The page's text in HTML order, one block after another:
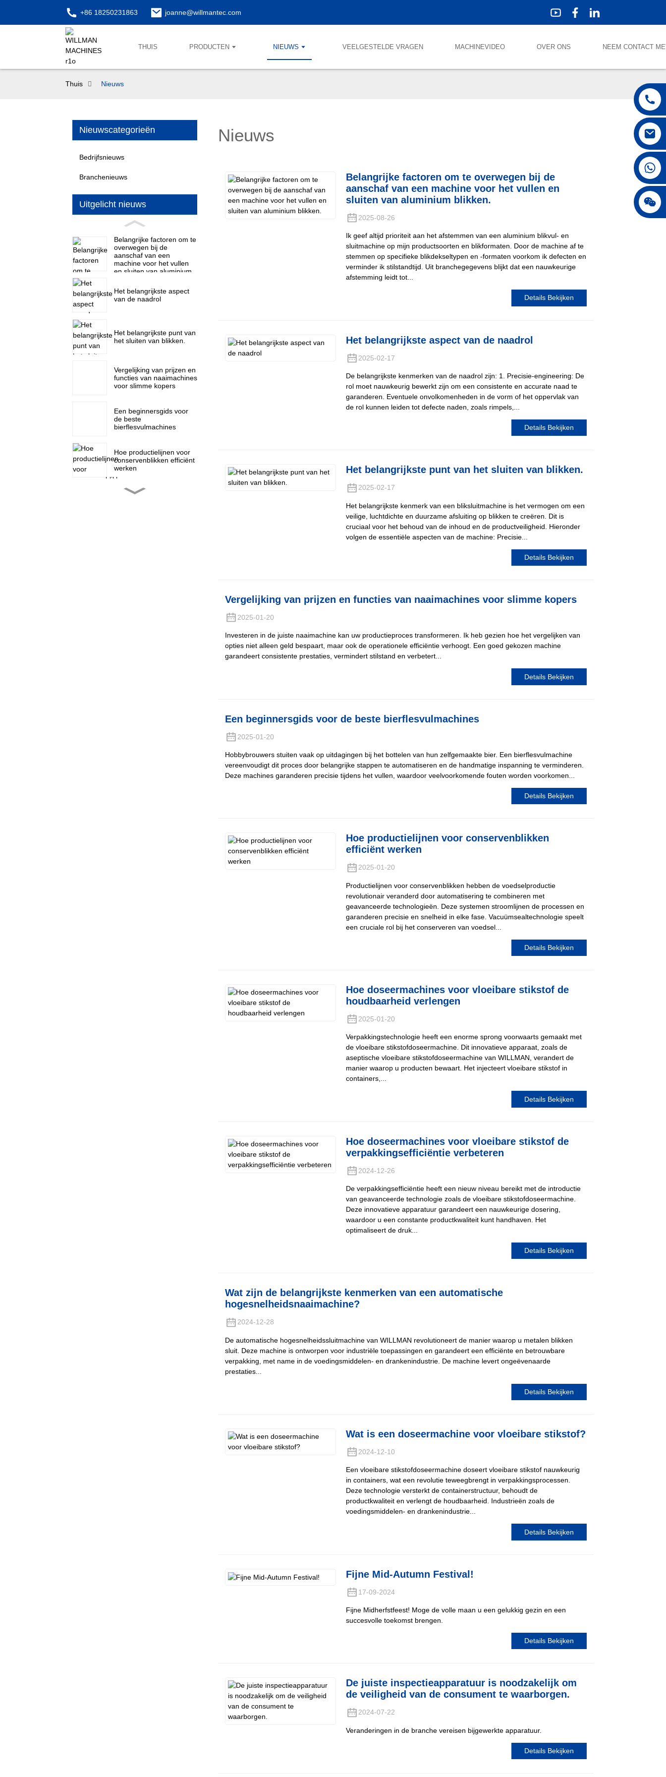
+86 18250231863 joanne@willmantec.com
THUIS PRODUCTEN NIEUWS VEELGESTELDE VRAGEN MACHINEVIDEO OVER ONS NEEM CONTACT
Thuis Nieuws
Nieuwscategorieën
Bedrijfsnieuws
Branchenieuws
Uitgelicht nieuws
Belangrijke factoren om te
overwegen bij de
aanschaf van een
machine voor het vullen
en sluiten van aluminium
Het belangrijkste aspect
van de naadrol
Het belangrijkste punt van
het sluiten van blikken.
Vergelijking van prijzen en
functies van naaimachines
voor slimme kopers
Een beginnersgids voor
de beste
bierflesvulmachines
Hoe productielijnen voor
conservenblikken efficiënt
werken
Hoe doseermachines voor
Nieuws
Belangrijke factoren om te overwegen bij de
aanschaf van een machine voor het vullen en
sluiten van aluminium blikken.
2025-08-26
Ik geef altijd prioriteit aan het afstemmen van een aluminium blikvul- en
sluitmachine op mijn productsoorten en blikformaten. Door de machine af te
stemmen op specifieke blikdekseltypen en -formaten voorkom ik defecten en
verminder ik stilstandtijd. Uit branchegegevens blijkt dat een nauwkeurige
afstemming leidt tot...
Details Bekijken
Het belangrijkste aspect van de naadrol
2025-02-17
De belangrijkste kenmerken van de naadrol zijn: 1. Precisie-engineering: De
rol moet nauwkeurig bewerkt zijn om een ​​consistente en accurate naad te
garanderen. Eventuele onvolkomenheden in de vorm of het oppervlak van
de rol kunnen leiden tot defecte naden, zoals rimpels,...
Details Bekijken
Het belangrijkste punt van het sluiten van blikken.
2025-02-17
Het belangrijkste kenmerk van een bliksluitmachine is het vermogen om een ​​
veilige, luchtdichte en duurzame afsluiting op blikken te creëren. Dit is
cruciaal voor het behoud van de inhoud en de productveiligheid. Hieronder
volgen de essentiële aspecten van de machine: Precisie...
Details Bekijken
Vergelijking van prijzen en functies van naaimachines voor slimme kopers
2025-01-20
Investeren in de juiste naaimachine kan uw productieproces transformeren. Ik heb gezien hoe het vergelijken van
opties niet alleen geld bespaart, maar ook de operationele efficiëntie verhoogt. Een goed gekozen machine
garandeert consistente prestaties, vermindert stilstand en verbetert...
Details Bekijken
Een beginnersgids voor de beste bierflesvulmachines
2025-01-20
Hobbybrouwers stuiten vaak op uitdagingen bij het bottelen van hun zelfgemaakte bier. Een bierflesvulmachine
vereenvoudigt dit proces door belangrijke stappen te automatiseren en de handmatige inspanning te verminderen.
Deze machines garanderen precisie tijdens het vullen, waardoor veelvoorkomende fouten worden voorkomen...
Details Bekijken
Hoe productielijnen voor conservenblikken
efficiënt werken
2025-01-20
Productielijnen voor conservenblikken hebben de voedselproductie
revolutionair veranderd door automatisering te combineren met
geavanceerde technologieën. Deze systemen stroomlijnen de processen en
garanderen precisie en snelheid in elke fase. Vacuümsealtechnologie speelt
een cruciale rol bij het conserveren van voedsel...
Details Bekijken
Hoe doseermachines voor vloeibare stikstof de
houdbaarheid verlengen
2025-01-20
Verpakkingstechnologie heeft een enorme sprong voorwaarts gemaakt met
de vloeibare stikstofdoseermachine. Dit innovatieve apparaat, zoals de
aseptische vloeibare stikstofdoseermachine van WILLMAN, verandert de
manier waarop u producten bewaart. Het injecteert vloeibare stikstof in
containers,...
Details Bekijken
Hoe doseermachines voor vloeibare stikstof de
verpakkingsefficiëntie verbeteren
2024-12-26
De verpakkingsefficiëntie heeft een nieuw niveau bereikt met de introductie
van geavanceerde technologie zoals de vloeibare stikstofdoseermachine.
Deze innovatieve apparatuur garandeert een nauwkeurige dosering,
waardoor u een constante productkwaliteit kunt handhaven. Het
optimaliseert de druk...
Details Bekijken
Wat zijn de belangrijkste kenmerken van een automatische
hogesnelheidsnaaimachine?
2024-12-28
De automatische hogesnelheidssluitmachine van WILLMAN revolutioneert de manier waarop u metalen blikken
sluit. Deze machine is ontworpen voor industriële toepassingen en garandeert een efficiënte en betrouwbare
verpakking, met name in de voedingsmiddelen- en drankenindustrie. De machine levert ongeëvenaarde
prestaties...
Details Bekijken
Wat is een doseermachine voor vloeibare stikstof?
2024-12-10
Een vloeibare stikstofdoseermachine doseert vloeibare stikstof nauwkeurig
in containers, wat een revolutie teweegbrengt in verpakkingsprocessen.
Deze technologie versterkt de containerstructuur, behoudt de
productkwaliteit en verlengt de houdbaarheid. Industrieën zoals de
voedingsmiddelen- en drankenindustrie...
Details Bekijken
Fijne Mid-Autumn Festival!
17-09-2024
Fijne Midherfstfeest! Moge de volle maan u een gelukkig gezin en een
succesvolle toekomst brengen.
Details Bekijken
De juiste inspectieapparatuur is noodzakelijk om
de veiligheid van de consument te waarborgen.
2024-07-22
Veranderingen in de branche vereisen bijgewerkte apparatuur.
Details Bekijken